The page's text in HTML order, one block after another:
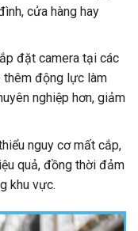
cửa hàng hay
đặt camera tại các
thêm động lực làm
nghiệp hơn, giảm
nguy cơ mất cắp,
quả, đồng thời đảm
khu vực.